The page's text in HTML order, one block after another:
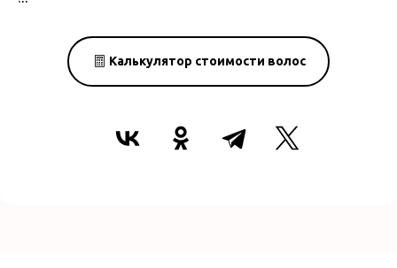
Калькулятор стоимости волос